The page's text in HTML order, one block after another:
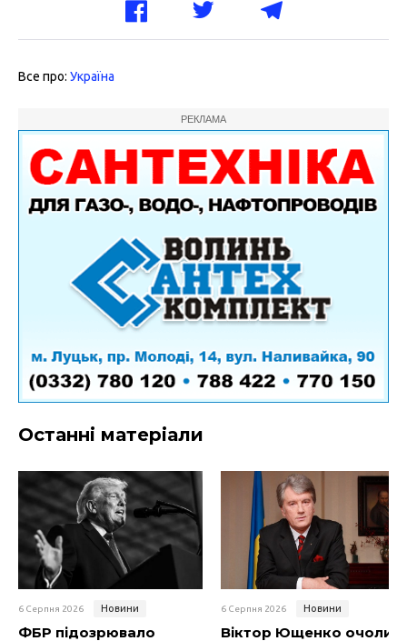
Все про: Україна
РЕКЛАМА
Останні матеріали
6 Серпня 2026 Новини
ФБР підозрювало
6 Серпня 2026 Новини
Віктор Ющенко очолив